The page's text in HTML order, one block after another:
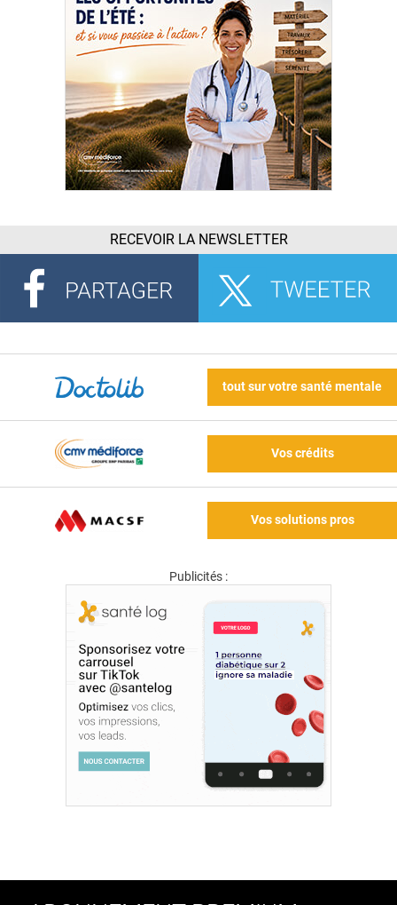
RECEVOIR LA NEWSLETTER
tout sur votre santé mentale
Vos crédits
Vos solutions pros
Publicités :